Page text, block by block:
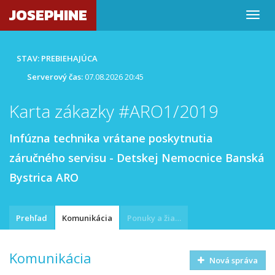
JOSEPHINE
STAV: PREBIEHAJÚCA
Serverový čas:07.08.2026 20:45
Karta zákazky #ARO1/2019
Infúzna technika vrátane poskytnutia
záručného servisu - Detskej Nemocnice Banská
Bystrica ARO
Prehľad Komunikácia Ponuky a žiadosti
Komunikácia Nová správa